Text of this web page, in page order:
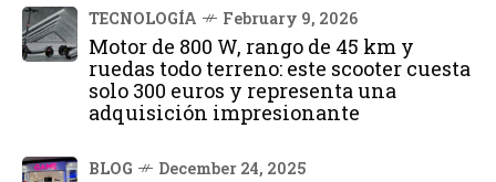
TECNOLOGÍA February 9, 2026
Motor de 800 W, rango de 45 km y
ruedas todo terreno: este scooter cuesta
solo 300 euros y representa una
adquisición impresionante
BLOG December 24, 2025